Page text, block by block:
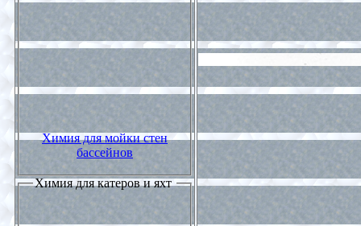
Химия для мойки стен
бассейнов
Химия для катеров и яхт